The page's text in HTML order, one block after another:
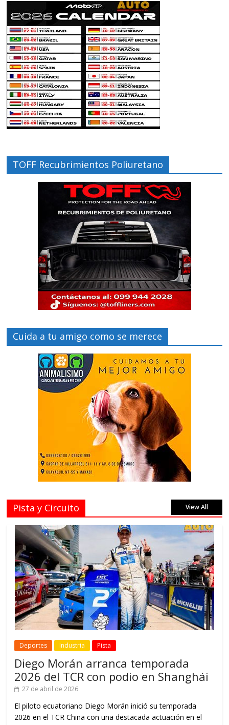
TOFF Recubrimientos Poliuretano
Cuida a tu amigo como se merece
Pista y Circuito View All
Deportes Industria Pista
Diego Morán arranca temporada
2026 del TCR con podio en Shanghái
27 de abril de 2026
El piloto ecuatoriano Diego Morán inició su temporada
2026 en el TCR China con una destacada actuación en el